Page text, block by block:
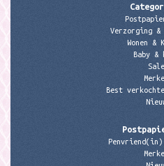
Verzorging
Wonen &
Baby &
Sale
Best